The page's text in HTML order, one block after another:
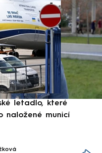
letadlo, které
naložené municí